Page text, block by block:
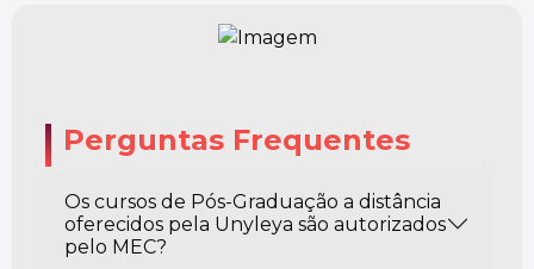
Perguntas Frequentes
Os cursos de Pós-Graduação a distância
oferecidos pela Unyleya são autorizados
pelo MEC?